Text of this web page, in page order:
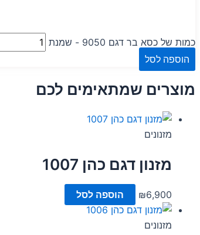
כמות של כסא בר דגם 9050 - שמנת
הוספה לסל
מוצרים שמתאימים לכם
מזנונים
מזנון דגם כהן 1007
₪6,900 הוספה לסל
מזנונים